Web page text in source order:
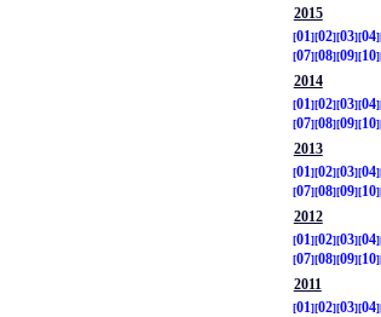
2015
01
02 03 04
07 08 09 10
2014
01
02 03 04
07 08 09 10
2013
01
02 03 04
07 08 09 10
2012
01
02 03 04
07 08 09 10
2011
01
02 03 04